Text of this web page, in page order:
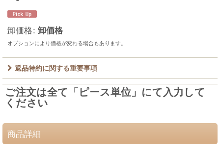
卸価格: 卸価格
オプションにより価格が変わる場合もあります。
返品特約に関する重要事項
ご注文は全て「ピース単位」にて入力して
ください
商品詳細